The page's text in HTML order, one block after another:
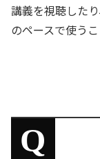
講義を視聴した
のペースで使う
Q